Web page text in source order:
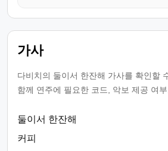
가사
다비치의 둘이서 한잔해 가사를 확인할
함께 연주에 필요한 코드, 악보 제공 여
둘이서 한잔해
커피